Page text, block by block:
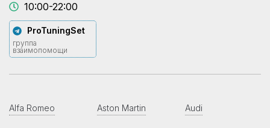
10:00-22:00
ProTuningSet
группа
взаимопомощи
Alfa Romeo Aston Martin Audi